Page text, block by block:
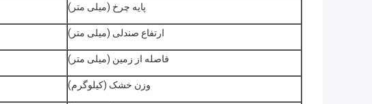
پایه چرخ (میلی متر)
ارتفاع صندلی (میلی متر)
فاصله از زمین (میلی متر)
وزن خشک (کیلوگرم)